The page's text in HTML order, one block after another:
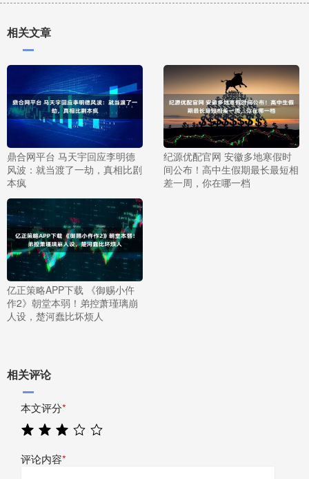
相关文章
鼎合网平台 马天宇回应李明德
风波：就当渡了一劫，真相比剧
本疯
纪源优配官网 安徽多地寒假时
间公布！高中生假期最长最短相
差一周，你在哪一档
亿正策略APP下载 《御赐小仵
作2》朝堂本弱！弟控萧瑾璃崩
人设，楚河蠢比坏烦人
相关评论
本文评分*
评论内容*